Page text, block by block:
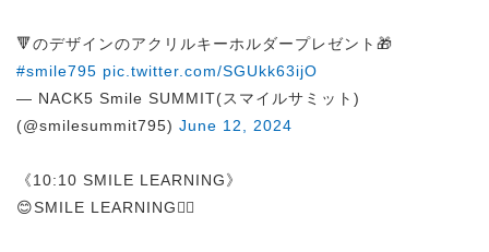
🔻のデザインのアクリルキーホルダープレゼント🎁
#smile795 pic.twitter.com/SGUkk63ijO
— NACK5 Smile SUMMIT(スマイルサミット)
(@smilesummit795) June 12, 2024
《10:10 SMILE LEARNING》
😊SMILE LEARNING✍🏻